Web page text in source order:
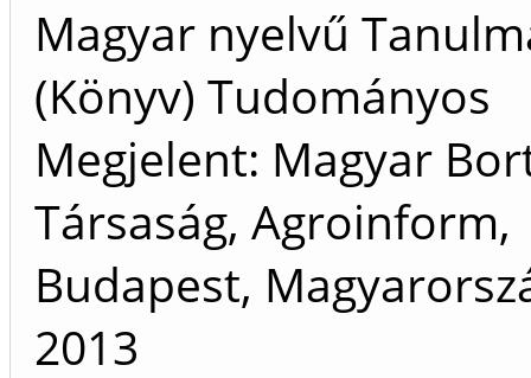
Magyar nyelvű
(Könyv) Tudományos
Megjelent: Magyar
Társaság, Agroinform,
Budapest,
2013